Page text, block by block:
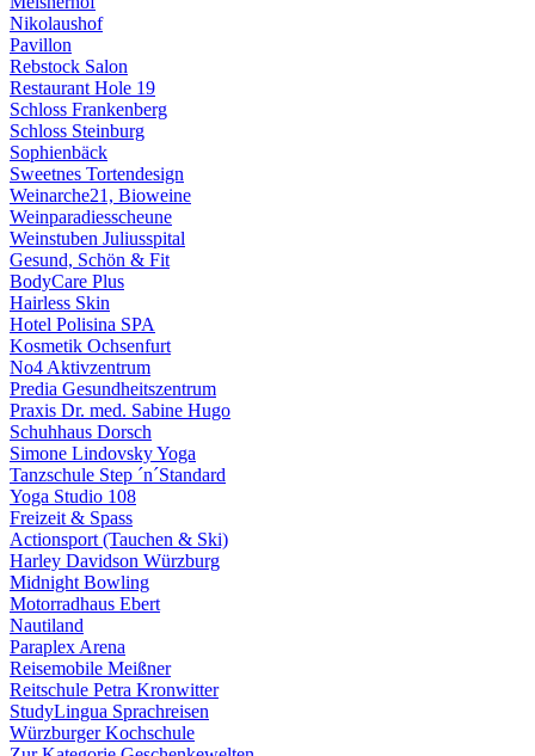
Nikolaushof
Pavillon
Rebstock Salon
Restaurant Hole 19
Schloss Frankenberg
Schloss Steinburg
Sophienbäck
Sweetnes Tortendesign
Weinarche21, Bioweine
Weinparadiesscheune
Weinstuben Juliusspital
Gesund, Schön & Fit
BodyCare Plus
Hairless Skin
Hotel Polisina SPA
Kosmetik Ochsenfurt
No4 Aktivzentrum
Predia Gesundheitszentrum
Praxis Dr. med. Sabine Hugo
Schuhhaus Dorsch
Simone Lindovsky Yoga
Tanzschule Step ´n´Standard
Yoga Studio 108
Freizeit & Spass
Actionsport (Tauchen & Ski)
Harley Davidson Würzburg
Midnight Bowling
Motorradhaus Ebert
Nautiland
Paraplex Arena
Reisemobile Meißner
Reitschule Petra Kronwitter
StudyLingua Sprachreisen
Würzburger Kochschule